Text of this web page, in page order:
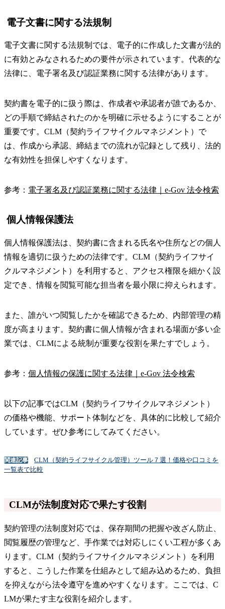
電子文書に関する法規制
電子文書に関する法規制では、電子的に作成した文書が法的
に有効とみなされるための要件が示されています。代表的な
法律に、電子署名及び認証業務に関する法律があります。
契約書を電子的に扱う際は、作成者や承認者が誰であるか、
どの手順で締結されたのかを明確に示せるようにすることが
重要です。CLM（契約ライフサイクルマネジメント）で
は、作成から承認、締結までの流れが記録として残り、法的
な有効性を担保しやすくなります。
参考： 電子署名及び認証業務に関する法律｜e-Gov 法令検索
個人情報保護法
個人情報保護法は、契約書に含まれる氏名や住所などの個人
情報を適切に扱うための法律です。CLM（契約ライフサイ
クルマネジメント）を利用すると、アクセス権限を細かく設
定でき、情報を閲覧可能な担当者を最小限に抑えられます。
また、誰がいつ閲覧したかを確認できるため、内部管理の精
度が高まります。契約書に個人情報が含まれる場面が多い企
業では、CLMによる統制が重要な役割を果たすでしょう。
参考： 個人情報の保護に関する法律｜e-Gov 法令検索
以下の記事ではCLM（契約ライフサイクルマネジメント）
の価格や機能、サポート体制などを、具体的に比較して紹介
しています。ぜひ参考にしてみてください。
関連記事
CLM（契約ライフサイクル管理）ツール７選！価格や口コミを
一覧表で比較
CLMが法制度対応で果たす役割
契約管理の法制度対応では、保存期間の把握や改ざん防止、
閲覧履歴の管理など、手作業では対応しにくい工程が多くあ
ります。CLM（契約ライフサイクルマネジメント）を利用
すると、こうした作業を仕組みとして組み込めるため、負担
を抑えながら法令遵守を進めやすくなります。ここでは、C
LMが果たす主な役割を紹介します。